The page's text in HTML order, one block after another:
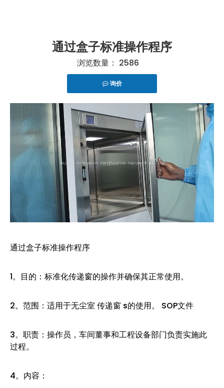
通过盒子标准操作程序
浏览数量： 2586
询价
通过盒子标准操作程序
1。目的：标准化传递窗的操作并确保其正常使用。
2。范围：适用于无尘室 传递窗 s的使用。 SOP文件
3。职责：操作员，车间董事和工程设备部门负责实施此
过程。
4。内容：